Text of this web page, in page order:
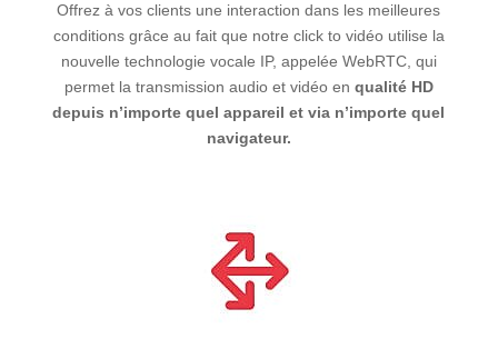
Offrez à vos clients une interaction dans les meilleures
conditions grâce au fait que notre click to vidéo utilise la
nouvelle technologie vocale IP, appelée WebRTC, qui
permet la transmission audio et vidéo en qualité HD
depuis n’importe quel appareil et via n’importe quel
navigateur.